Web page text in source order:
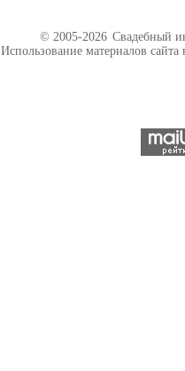
© 2005-2026 Свадебный
Использование материалов